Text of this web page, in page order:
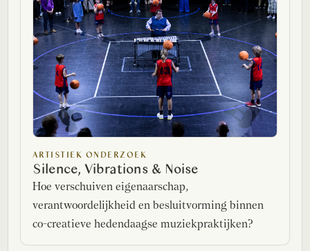
ARTISTIEK ONDERZOEK
Silence, Vibrations & Noise
Hoe verschuiven eigenaarschap,
verantwoordelijkheid en besluitvorming binnen
co-creatieve hedendaagse muziekpraktijken?